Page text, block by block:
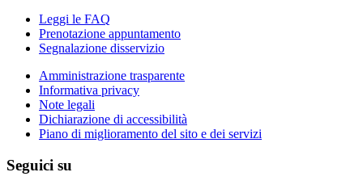
Leggi le FAQ
Prenotazione appuntamento
Segnalazione disservizio
Amministrazione trasparente
Informativa privacy
Note legali
Dichiarazione di accessibilità
Piano di miglioramento del sito e dei servizi
Seguici su